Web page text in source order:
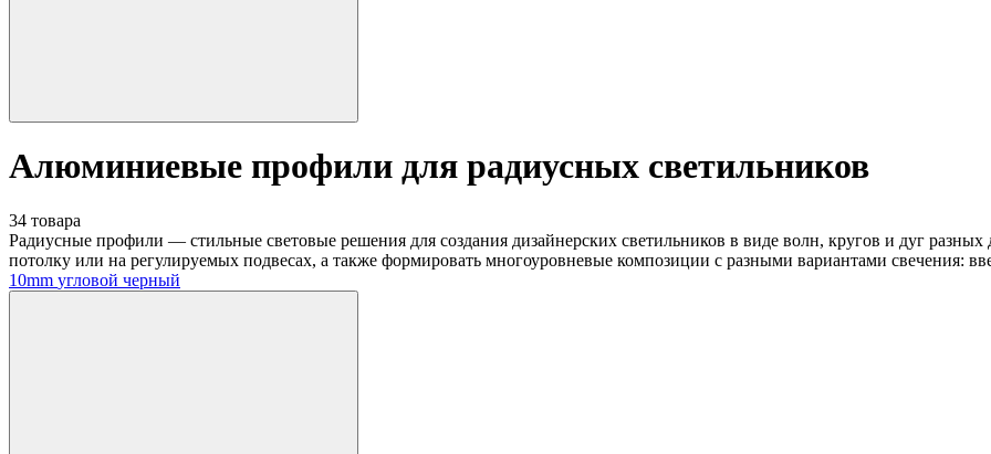
Алюминиевые профили для радиусных светильников
34 товара
Радиусные профили — стильные световые решения для создания дизайнерских светильников в виде волн, кругов и дуг
потолку или на регулируемых подвесах, а также формировать многоуровневые композиции с разными вариантами свечения:
10mm угловой черный